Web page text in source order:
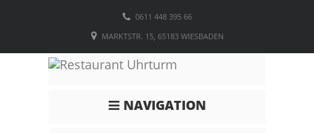
0611 448 395 66
MARKTSTR. 15, 65183 WIESBADEN
NAVIGATION